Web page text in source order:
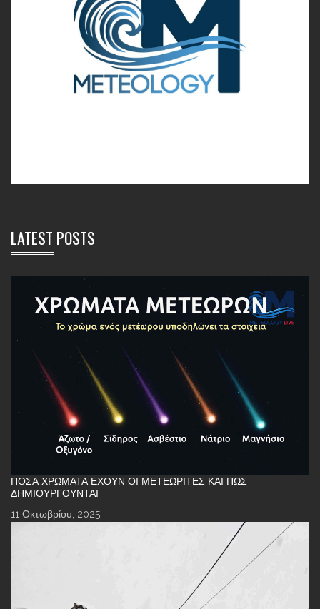
LATEST POSTS
ΠΌΣΑ ΧΡΏΜΑΤΑ ΈΧΟΥΝ ΟΙ ΜΕΤΕΩΡΊΤΕΣ ΚΑΙ ΠΏΣ
ΔΗΜΙΟΥΡΓΟΎΝΤΑΙ
11 Οκτωβρίου, 2025